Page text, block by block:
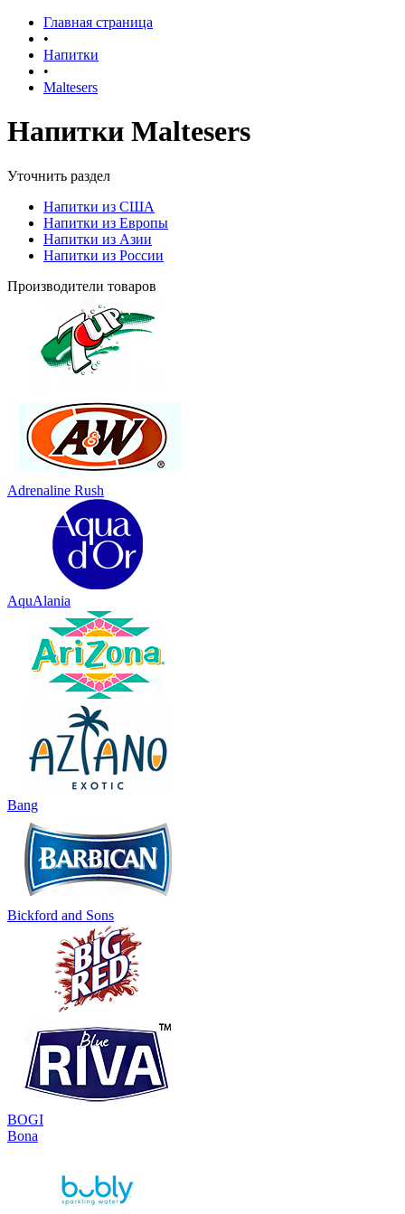
Главная страница
•
Напитки
•
Maltesers
Напитки Maltesers
Уточнить раздел
Напитки из США
Напитки из Европы
Напитки из Азии
Напитки из России
Производители товаров
Adrenaline Rush
AquAlania
Bang
Bickford and Sons
BOGI
Bona